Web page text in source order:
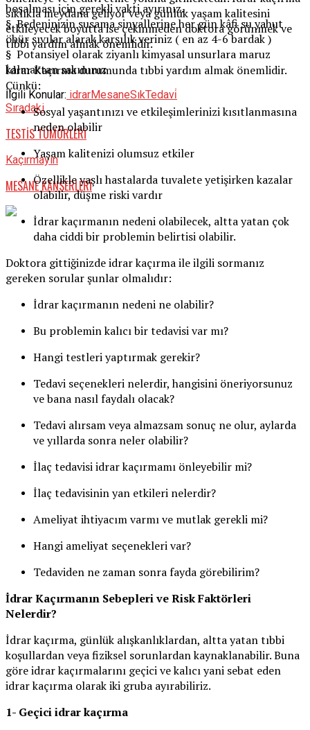
boşalması için gerekli vakti ayırınız.
§ Bedeninizin susama sinyallerine her gün kâfi su yahut
öbür sıvılar alarak karşılık veriniz ( en az 4-6 bardak )
§ Potansiyel olarak ziyanlı kimyasal unsurlara maruz
kalmaktan sakınınız
İlgili Konular: idrarMesaneSıkTedavi̇
Sıradaki
TESTİS TÜMÖRLERİ
Kaçırmayın
MESANE KANSERLERİ
sıklıkla meydana geliyor veya günlük yaşam kalitesini
etkileyecek boyutta ise çekinmeden doktora görünmek ve
tıbbi yardım almak önemlidir.
İdrar Kaçırma durumunda tıbbi yardım almak önemlidir.
Çünkü:
Sosyal yaşantınızı ve etkileşimlerinizi kısıtlanmasına
neden olabilir
Yaşam kalitenizi olumsuz etkiler
Özellikle yaşlı hastalarda tuvalete yetişirken kazalar
olabilir, düşme riski vardır
İdrar kaçırmanın nedeni olabilecek, altta yatan çok
daha ciddi bir problemin belirtisi olabilir.
Doktora gittiğinizde idrar kaçırma ile ilgili sormanız
gereken sorular şunlar olmalıdır:
İdrar kaçırmanın nedeni ne olabilir?
Bu problemin kalıcı bir tedavisi var mı?
Hangi testleri yaptırmak gerekir?
Tedavi seçenekleri nelerdir, hangisini öneriyorsunuz
ve bana nasıl faydalı olacak?
Tedavi alırsam veya almazsam sonuç ne olur, aylarda
ve yıllarda sonra neler olabilir?
İlaç tedavisi idrar kaçırmamı önleyebilir mi?
İlaç tedavisinin yan etkileri nelerdir?
Ameliyat ihtiyacım varmı ve mutlak gerekli mi?
Hangi ameliyat seçenekleri var?
Tedaviden ne zaman sonra fayda görebilirim?
İdrar Kaçırmanın Sebepleri ve Risk Faktörleri
Nelerdir?
İdrar kaçırma, günlük alışkanlıklardan, altta yatan tıbbi
koşullardan veya fiziksel sorunlardan kaynaklanabilir. Buna
göre idrar kaçırmalarını geçici ve kalıcı yani sebat eden
idrar kaçırma olarak iki gruba ayırabiliriz.
1- Geçici idrar kaçırma